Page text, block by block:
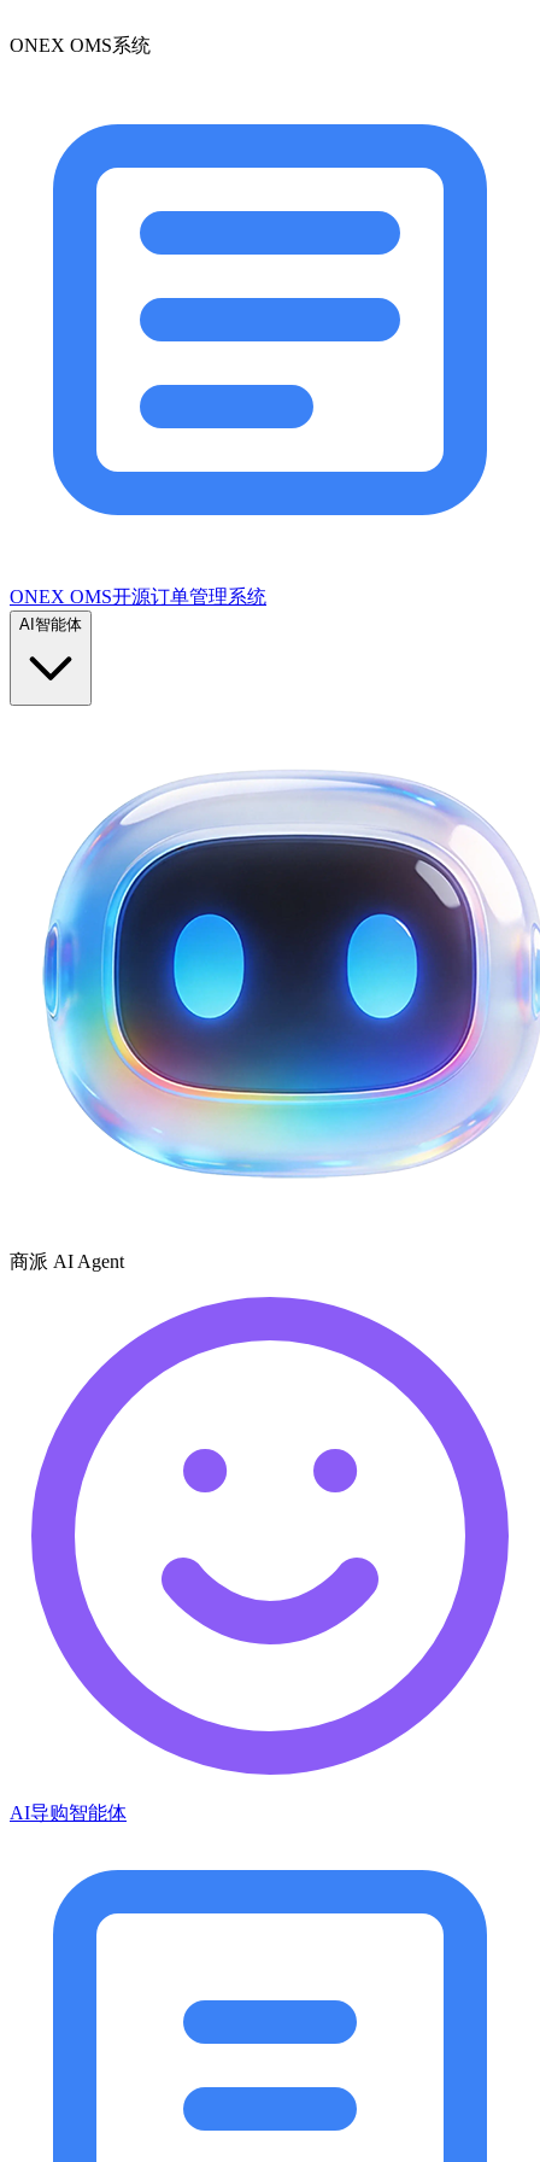
ONEX OMS系统
ONEX OMS开源订单管理系统
AI智能体
商派 AI Agent
AI导购智能体